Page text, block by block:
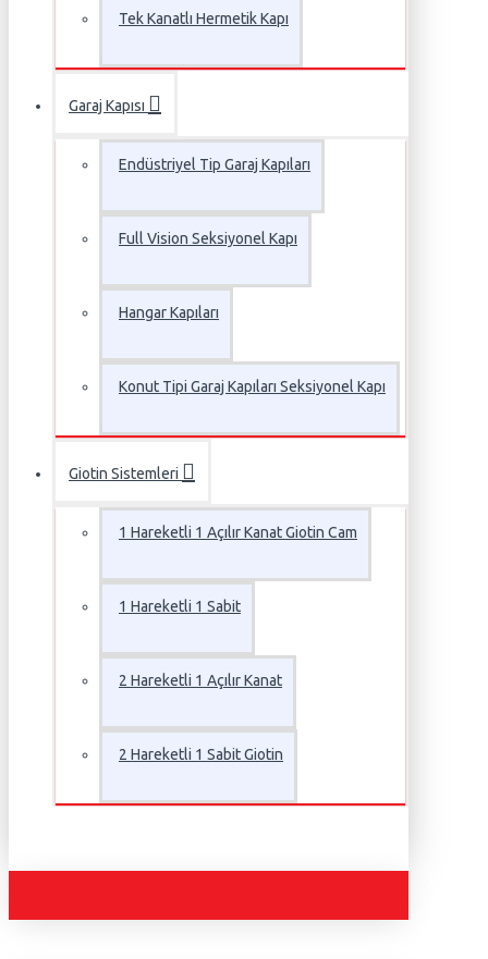
Tek Kanatlı Hermetik Kapı
Garaj Kapısı
Endüstriyel Tip Garaj Kapıları
Full Vision Seksiyonel Kapı
Hangar Kapıları
Konut Tipi Garaj Kapıları Seksiyonel Kapı
Giotin Sistemleri
1 Hareketli 1 Açılır Kanat Giotin Cam
1 Hareketli 1 Sabit
2 Hareketli 1 Açılır Kanat
2 Hareketli 1 Sabit Giotin